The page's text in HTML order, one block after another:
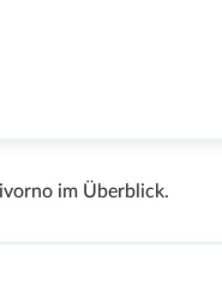
im Überblick.